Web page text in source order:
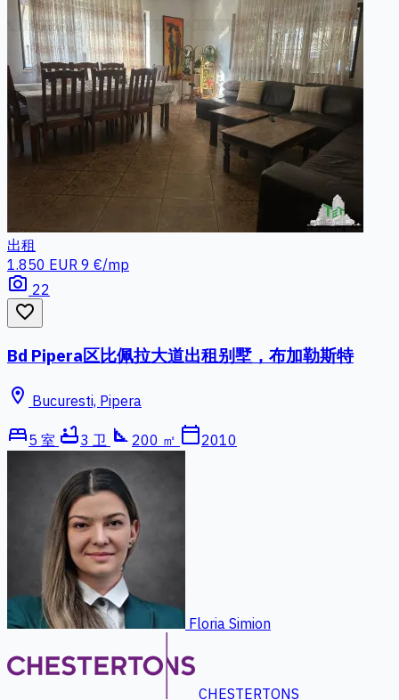
出租
1.850 EUR 9 €/mp
photo_camera 22
favorite_border
Bd Pipera区比佩拉大道出租别墅，布加勒斯特
location_on Bucuresti, Pipera
bed5 室 bathtub3 卫 square_foot 200 ㎡ calendar_today2010
Floria Simion
CHESTERTONS